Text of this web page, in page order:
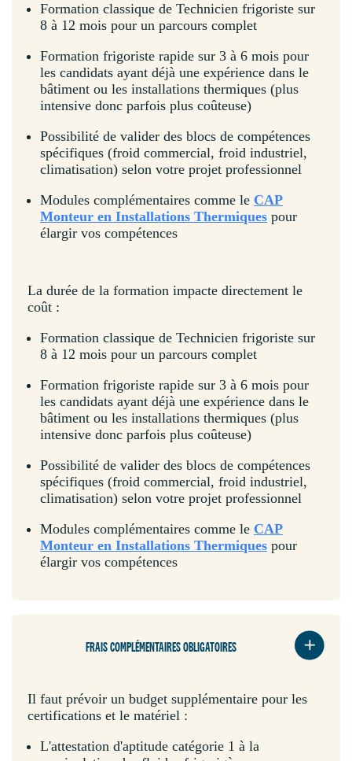
Formation classique de Technicien frigoriste sur
8 à 12 mois pour un parcours complet
Formation frigoriste rapide sur 3 à 6 mois pour
les candidats ayant déjà une expérience dans le
bâtiment ou les installations thermiques (plus
intensive donc parfois plus coûteuse)
Possibilité de valider des blocs de compétences
spécifiques (froid commercial, froid industriel,
climatisation) selon votre projet professionnel
Modules complémentaires comme le CAP
Monteur en Installations Thermiques pour
élargir vos compétences
La durée de la formation impacte directement le
coût :
Formation classique de Technicien frigoriste sur
8 à 12 mois pour un parcours complet
Formation frigoriste rapide sur 3 à 6 mois pour
les candidats ayant déjà une expérience dans le
bâtiment ou les installations thermiques (plus
intensive donc parfois plus coûteuse)
Possibilité de valider des blocs de compétences
spécifiques (froid commercial, froid industriel,
climatisation) selon votre projet professionnel
Modules complémentaires comme le CAP
Monteur en Installations Thermiques pour
élargir vos compétences
FRAIS COMPLÉMENTAIRES OBLIGATOIRES
Il faut prévoir un budget supplémentaire pour les
certifications et le matériel :
L'attestation d'aptitude catégorie 1 à la